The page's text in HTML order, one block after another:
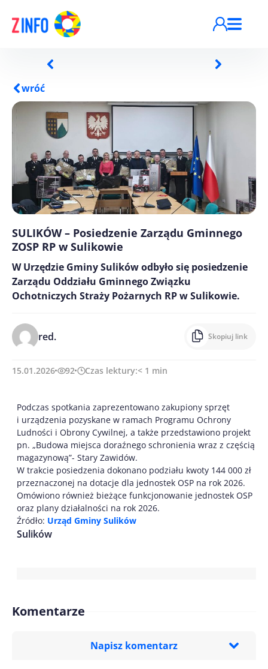
wróć
SULIKÓW – Posiedzenie Zarządu Gminnego
ZOSP RP w Sulikowie
W Urzędzie Gminy Sulików odbyło się posiedzenie
Zarządu Oddziału Gminnego Związku
Ochotniczych Straży Pożarnych RP w Sulikowie.
red. Skopiuj link
15.01.2026 92 Czas lektury:< 1 min
Podczas spotkania zaprezentowano zakupiony sprzęt
i urządzenia pozyskane w ramach Programu Ochrony
Ludności i Obrony Cywilnej, a także przedstawiono projekt
pn. „Budowa miejsca doraźnego schronienia wraz z częścią
magazynową”- Stary Zawidów.
W trakcie posiedzenia dokonano podziału kwoty 144 000 zł
przeznaczonej na dotacje dla jednostek OSP na rok 2026.
Omówiono również bieżące funkcjonowanie jednostek OSP
oraz plany działalności na rok 2026.
Źródło: Urząd Gminy Sulików
Sulików
Komentarze
Napisz komentarz